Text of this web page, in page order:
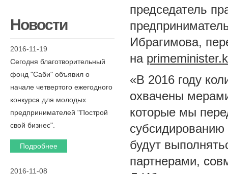
Новости
2016-11-19
Сегодня благотворительный
фонд "Саби" объявил о
начале четвертого ежегодного
конкурса для молодых
предпринимателей "Построй
свой бизнес".
Подробнее
2016-11-08
председатель
Ибрагимова,
на
«В 2016 году
охвачены
которые мы
будут
партнерами,